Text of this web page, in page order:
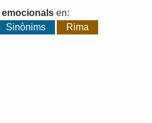
emocionals en:
Sinònims Rima